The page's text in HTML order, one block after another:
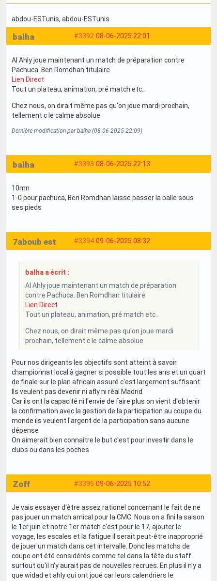
abdou-ESTunis, abdou-ESTunis
#3392 08-06-2025 22:01
balha
Al Ahly joue maintenant un match de préparation contre
Pachuca. Ben Romdhan titulaire
Lien Direct
Tout un plateau, animation, pré match etc..
Chez nous, on dirait même pas qu'on joue mardi prochain,
tellement c le calme absolue
Dernière modification par balha (08-06-2025 22:09)
#3393 08-06-2025 22:13
balha
10mn
1-0 pour pachuca, Ben Romdhan laisse passer la balle sous
ses pieds
#3394 09-06-2025 08:32
7aboub est
balha a écrit :
Al Ahly joue maintenant un match de préparation
contre Pachuca. Ben Romdhan titulaire
Lien Direct
Tout un plateau, animation, pré match etc..
Chez nous, on dirait même pas qu'on joue mardi
prochain, tellement c le calme absolue
Pour nos dirigeants les objectifs sont atteint à savoir
championnat local à gagner si possible tout les ans et un quart
de finale sur le plan africain assuré c'est largement suffisant
Ils veulent pas devenir ni afly ni réal Madrid
Car ils ont la capacité ni l'envie de faire plus on vient d'obtenir
la confirmation avec la gestion de la participation au coupe du
monde ils veulent l'argent de la participation sans aucune
dépense
On aimerait bien connaître le but c'est pour investir dans le
clubs ou dans les poches
#3395 09-06-2025 10:52
Zoff
Je vais essayer d'être assez rationel concernant le fait de ne
pas jouer un match amical pour la CMC. Nous on a fini la saison
le 1er juin et notre 1er match c'est pour le 17, ajouter le
voyage, les escales et la fatigue il serait peut-être inapproprié
de jouer un match dans cet intervalle. Donc les matchs de
coupe ont été considérés comme tel dans la tête du staff
surtout qu'il n'y aurait pas de nouvelles recrues. En plus il n'y a
que widad et ahly qui ont joué car leurs calendriers le